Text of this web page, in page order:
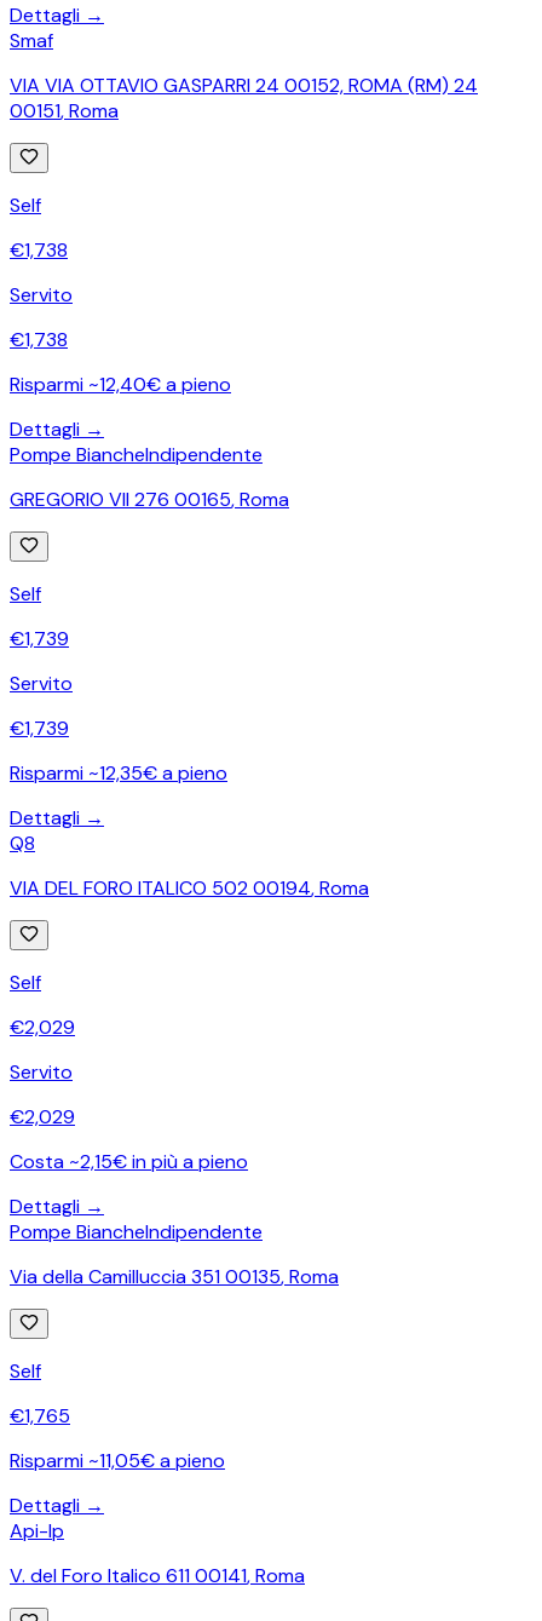
Dettagli →
Smaf
VIA VIA OTTAVIO GASPARRI 24 00152, ROMA (RM) 24
00151,Roma
Self
€1,738
Servito
€1,738
Risparmi ~12,40€ a pieno
Dettagli →
Pompe BiancheIndipendente
GREGORIO VII 276 00165,Roma
Self
€1,739
Servito
€1,739
Risparmi ~12,35€ a pieno
Dettagli →
Q8
VIA DEL FORO ITALICO 502 00194,Roma
Self
€2,029
Servito
€2,029
Costa ~2,15€ in più a pieno
Dettagli →
Pompe BiancheIndipendente
Via della Camilluccia 351 00135,Roma
Self
€1,765
Risparmi ~11,05€ a pieno
Dettagli →
Api-Ip
V. del Foro Italico 611 00141,Roma